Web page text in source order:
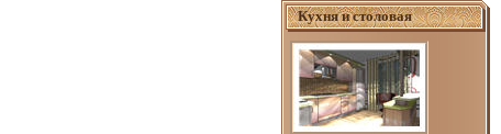
Кухня и столовая